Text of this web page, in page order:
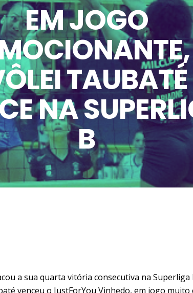
EM JOGO
TAUBATÉ
NA
B
a sua quarta vitória consecutiva na
venceu o JustForYou Vinhedo, em jogo